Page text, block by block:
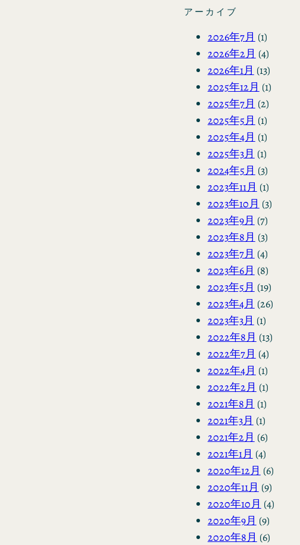
アーカイブ
2026年7月 (1)
2026年2月 (4)
2026年1月 (13)
2025年12月 (1)
2025年7月 (2)
2025年5月 (1)
2025年4月 (1)
2025年3月 (1)
2024年5月 (3)
2023年11月 (1)
2023年10月 (3)
2023年9月 (7)
2023年8月 (3)
2023年7月 (4)
2023年6月 (8)
2023年5月 (19)
2023年4月 (26)
2023年3月 (1)
2022年8月 (13)
2022年7月 (4)
2022年4月 (1)
2022年2月 (1)
2021年8月 (1)
2021年3月 (1)
2021年2月 (6)
2021年1月 (4)
2020年12月 (6)
2020年11月 (9)
2020年10月 (4)
2020年9月 (9)
2020年8月 (6)